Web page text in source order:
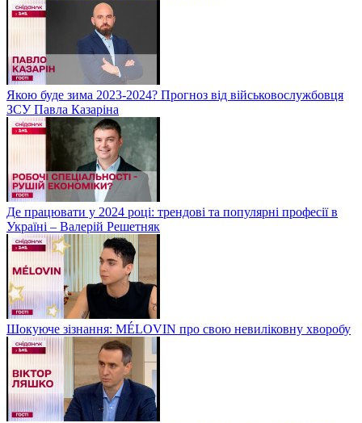
Якою буде зима 2023-2024? Прогноз від військовослужбовця
ЗСУ Павла Казаріна
Де працювати у 2024 році: трендові та популярні професії в
Україні – Валерій Решетняк
Шокуюче зізнання: MÉLOVIN про свою невиліковну хворобу